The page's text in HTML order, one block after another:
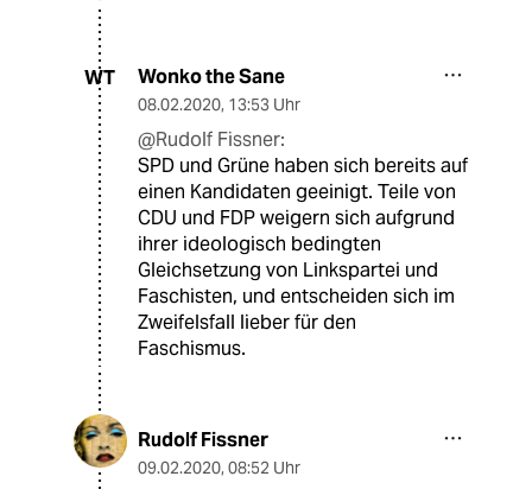
WT Wonko the Sane
08.02.2020, 13:53 Uhr
@Rudolf Fissner:
SPD und Grüne haben sich bereits auf
einen Kandidaten geeinigt. Teile von
CDU und FDP weigern sich aufgrund
ihrer ideologisch bedingten
Gleichsetzung von Linkspartei und
Faschisten, und entscheiden sich im
Zweifelsfall lieber für den
Faschismus.
Rudolf Fissner
09.02.2020, 08:52 Uhr